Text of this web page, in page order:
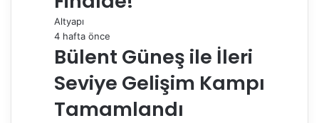
Altyapı
4 hafta önce
Bülent Güneş ile İleri
Seviye Gelişim Kampı
Tamamlandı